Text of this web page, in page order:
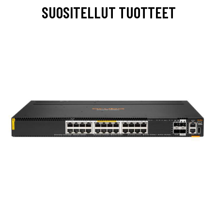
SUOSITELLUT TUOTTEET